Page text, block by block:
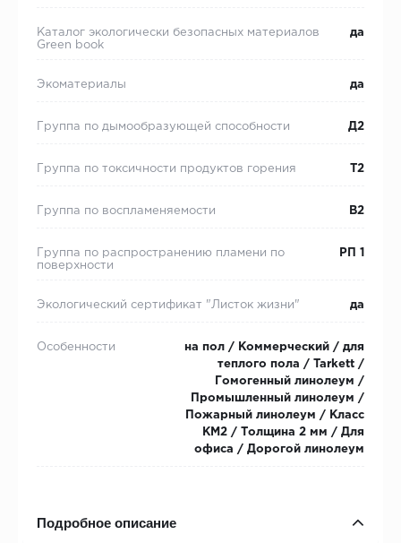
Каталог экологически безопасных материалов
Green book
да
Экоматериалы да
Группа по дымообразующей способности Д2
Группа по токсичности продуктов горения Т2
Группа по воспламеняемости В2
Группа по распространению пламени по
поверхности
РП 1
Экологический сертификат "Листок жизни" да
Особенности
на пол / Коммерческий / для
теплого пола / Tarkett /
Гомогенный линолеум /
Промышленный линолеум /
Пожарный линолеум / Класс
КМ2 / Толщина 2 мм / Для
офиса / Дорогой линолеум
Подробное описание